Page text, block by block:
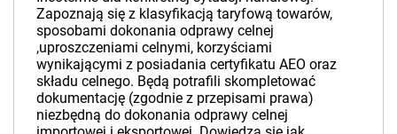
Zapoznają się z klasyfikacją taryfową towarów,
sposobami dokonania odprawy celnej
,uproszczeniami celnymi, korzyściami
wynikającymi z posiadania certyfikatu AEO oraz
składu celnego. Będą potrafili skompletować
dokumentację (zgodnie z przepisami prawa)
niezbędną do dokonania odprawy celnej